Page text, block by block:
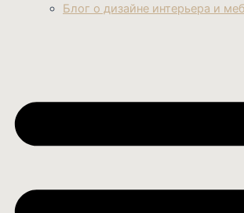
Блог о дизайне интерьера и